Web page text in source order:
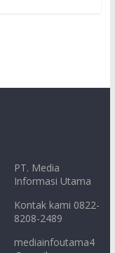
PT. Media
Informasi Utama
Kontak kami 0822-
8208-2489
mediainfoutama4